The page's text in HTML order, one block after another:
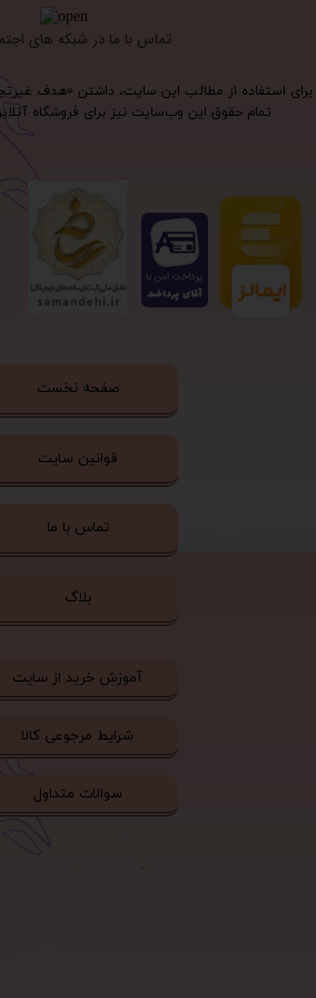
برای استفاده از مطالب این سایت، داشتن «هدف
تمام حقوق اين وب‌سايت نیز برای فروشگاه
تماس با ما در شبکه های
صفحه نخست
قوانین سایت
تماس با ما
بلاگ
آموزش خرید از سایت
شرایط مرجوعی کالا
سوالات متداول